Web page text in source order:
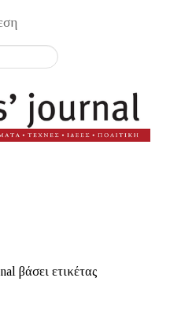
βάσει ετικέτας